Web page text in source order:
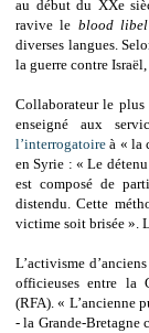
au début du XXe
ravive le blood libel
diverses langues.
la guerre contre
Collaborateur le
enseigné aux
l’interrogatoire à « la
en Syrie : « Le
est composé de
distendu. Cette
victime soit brisée ».
L’activisme
officieuses entre la
(RFA). « L’ancienne
- la Grande-Bretagne